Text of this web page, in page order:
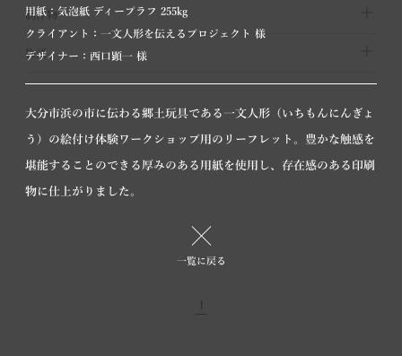
用紙：気泡紙 ディープラフ 255kg
クライアント：一文人形を伝えるプロジェクト 様
デザイナー：西口顕一 様
大分市浜の市に伝わる郷土玩具である一文人形（いちもんにんぎょ
う）の絵付け体験ワークショップ用のリーフレット。豊かな触感を
堪能することのできる厚みのある用紙を使用し、存在感のある印刷
物に仕上がりました。
一覧に戻る
制作物
物語